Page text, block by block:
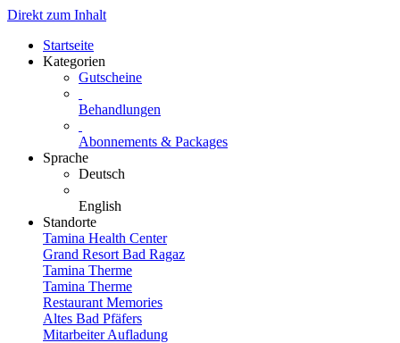
Direkt zum Inhalt
Startseite
Kategorien
Gutscheine
Behandlungen
Abonnements & Packages
Sprache
Deutsch
English
Standorte
Tamina Health Center
Grand Resort Bad Ragaz
Tamina Therme
Tamina Therme
Restaurant Memories
Altes Bad Pfäfers
Mitarbeiter Aufladung